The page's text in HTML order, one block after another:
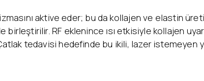
aktive eder; bu da kollajen ve elastin
RF eklenince ısı etkisiyle kollajen
tedavisi hedefinde bu ikili, lazer istemeyen